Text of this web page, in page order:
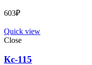
603₽
Quick view
Close
Кс-115